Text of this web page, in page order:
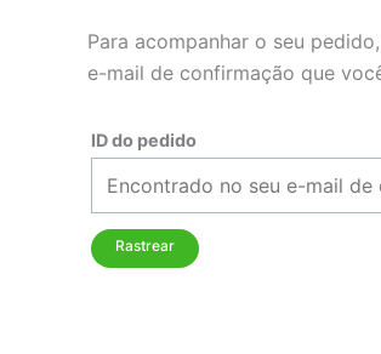
Para acompanhar o seu
e-mail de confirmação que
ID do pedido
Rastrear